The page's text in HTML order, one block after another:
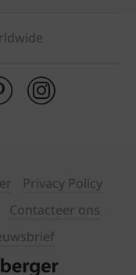
Privacy Policy
Contacteer ons